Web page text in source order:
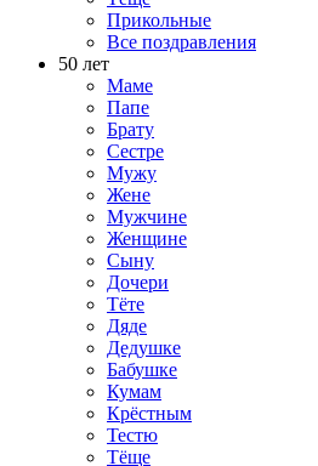
Прикольные
Все поздравления
50 лет
Маме
Папе
Брату
Сестре
Мужу
Жене
Мужчине
Женщине
Сыну
Дочери
Тёте
Дяде
Дедушке
Бабушке
Кумам
Крёстным
Тестю
Тёще